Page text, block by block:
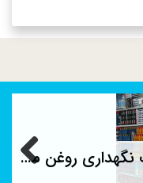
افزایش کارکرد روغن موتور : نکات نگهداری روغن موتور ماشین